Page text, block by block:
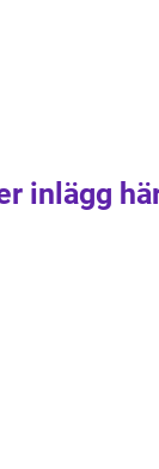
inlägg